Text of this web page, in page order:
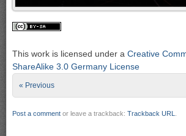
This work is licensed under a Creative
ShareAlike 3.0 Germany License
« Previous
Post a comment or leave a trackback: Trackback URL.